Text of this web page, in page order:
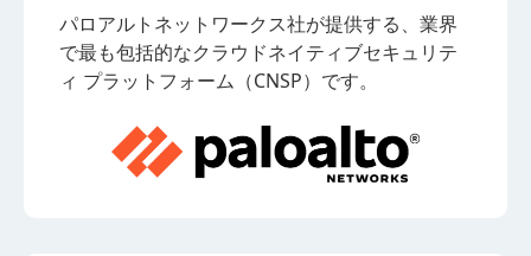
パロアルトネットワークス社が提供する、業界
で最も包括的なクラウドネイティブセキュリテ
ィ プラットフォーム（CNSP）です。